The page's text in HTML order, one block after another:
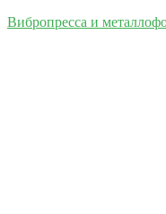
Вибропресса и